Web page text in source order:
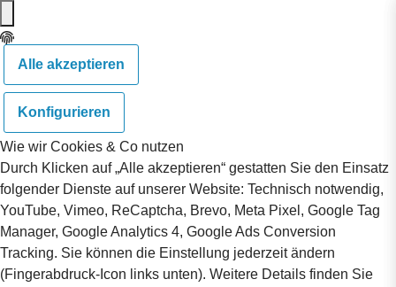
Alle akzeptieren
Konfigurieren
Wie wir Cookies & Co nutzen
Durch Klicken auf „Alle akzeptieren“ gestatten Sie den Einsatz
folgender Dienste auf unserer Website: Technisch notwendig,
YouTube, Vimeo, ReCaptcha, Brevo, Meta Pixel, Google Tag
Manager, Google Analytics 4, Google Ads Conversion
Tracking. Sie können die Einstellung jederzeit ändern
(Fingerabdruck-Icon links unten). Weitere Details finden Sie